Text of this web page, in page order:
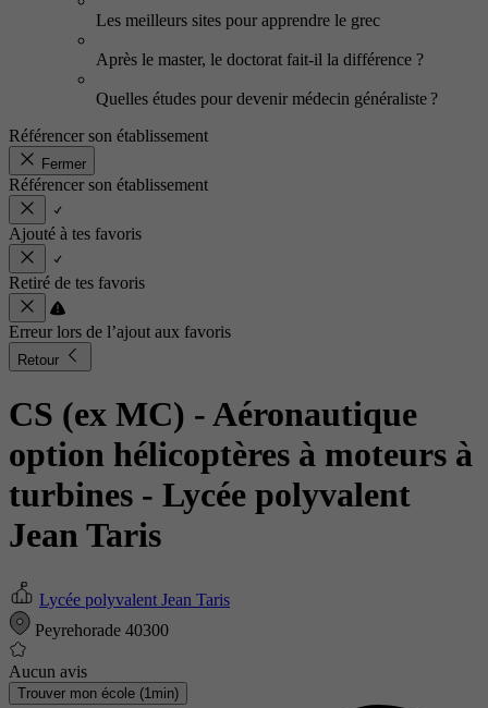
Les meilleurs sites pour apprendre le grec
Après le master, le doctorat fait-il la différence ?
Quelles études pour devenir médecin généraliste ?
Référencer son établissement
Fermer
Référencer son établissement
Ajouté à tes favoris
Retiré de tes favoris
Erreur lors de l’ajout aux favoris
Retour
CS (ex MC) - Aéronautique
option hélicoptères à moteurs à
turbines - Lycée polyvalent
Jean Taris
Lycée polyvalent Jean Taris
Peyrehorade 40300
Aucun avis
Trouver mon école (1min)